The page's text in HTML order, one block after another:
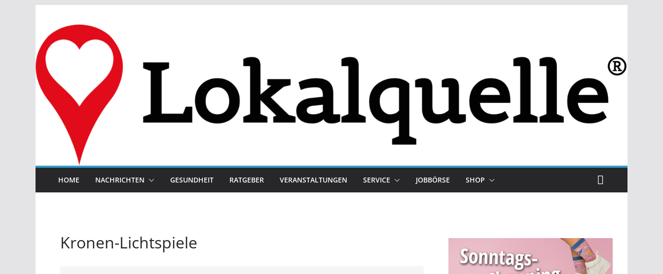
springen
HOME NACHRICHTEN GESUNDHEIT RATGEBER VERANSTALTUNGEN SERVICE JOBBÖRSE SHOP
Kronen-Lichtspiele